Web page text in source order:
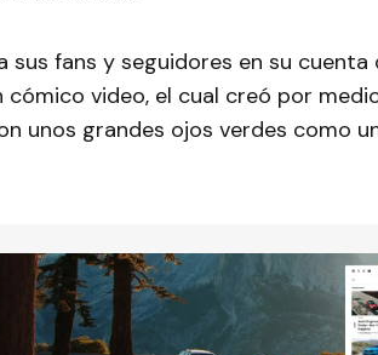
sus fans y seguidores en su
video, el cual creó por
unos grandes ojos verdes como